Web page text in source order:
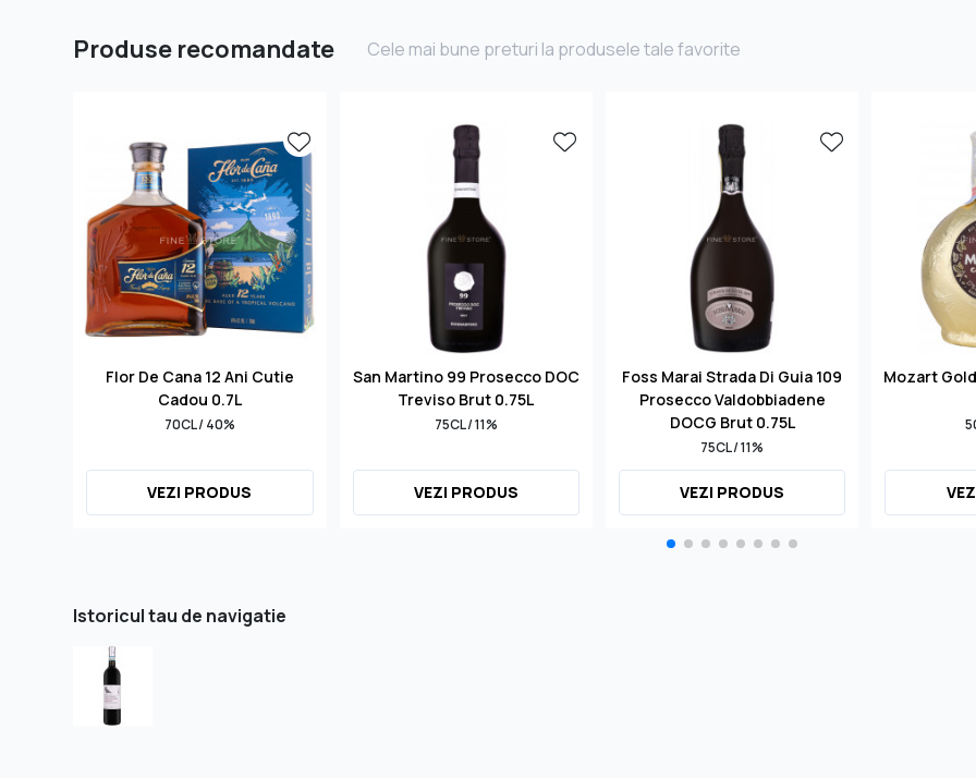
Produse recomandate Cele mai bune preturi la produsele tale favorite
Flor De Cana 12 Ani Cutie
Cadou 0.7L
70CL / 40%
VEZI PRODUS
San Martino 99 Prosecco DOC
Treviso Brut 0.75L
75CL / 11%
VEZI PRODUS
Foss Marai Strada Di Guia 109
Prosecco Valdobbiadene
DOCG Brut 0.75L
75CL / 11%
VEZI PRODUS
Mozart
Istoricul tau de navigatie